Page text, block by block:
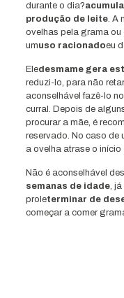
durante o dia?
produção de leite. A
ovelhas pela grama ou
umuso racionadoeu
Eledesmame gera
reduzi-lo, para não
aconselhável fazê-lo
curral. Depois de
procurar a mãe, é
reservado. No caso de
a ovelha atrase o início
Não é aconselhável
semanas de idade, já
proleterminar de
começar a comer